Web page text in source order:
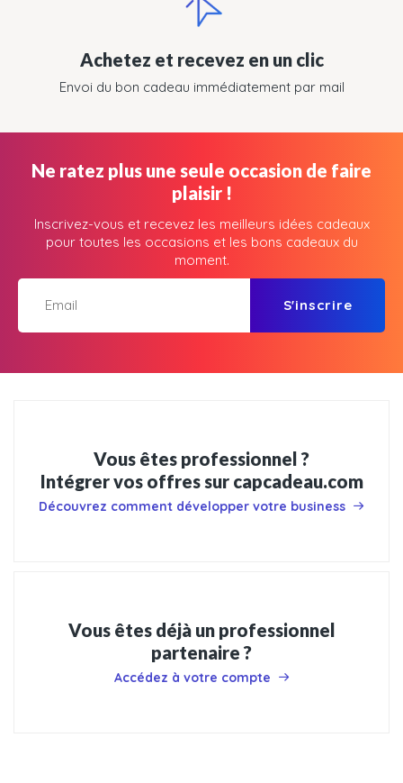
Achetez et recevez en un clic
Envoi du bon cadeau immédiatement par mail
Ne ratez plus une seule occasion de faire
plaisir !
Inscrivez-vous et recevez les meilleurs idées cadeaux
pour toutes les occasions et les bons cadeaux du
moment.
S'inscrire
Vous êtes professionnel ?
Intégrer vos offres sur capcadeau.com
Découvrez comment développer votre business
Vous êtes déjà un professionnel
partenaire ?
Accédez à votre compte